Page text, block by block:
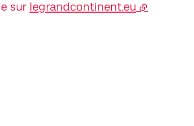
sur legrandcontinent.eu